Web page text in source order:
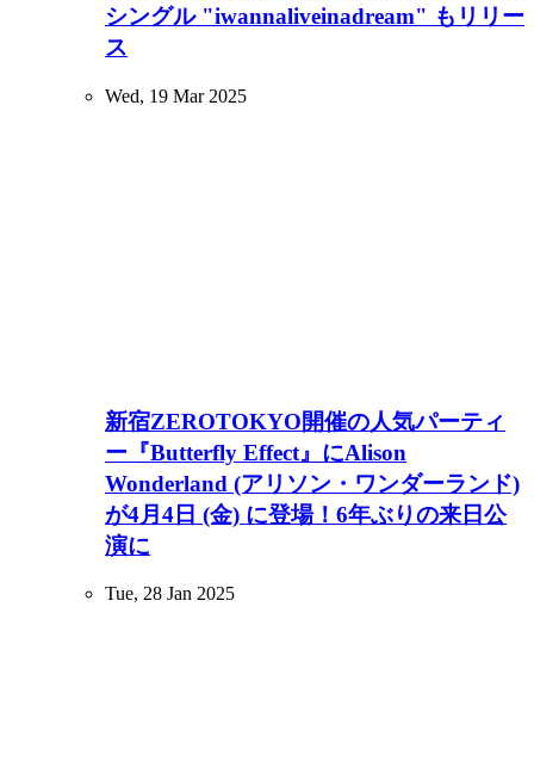
シングル "iwannaliveinadream" もリリー
ス
Wed, 19 Mar 2025
新宿ZEROTOKYO開催の人気パーティ
ー『Butterfly Effect』にAlison
Wonderland (アリソン・ワンダーランド)
が4月4日 (金) に登場！6年ぶりの来日公
演に
Tue, 28 Jan 2025